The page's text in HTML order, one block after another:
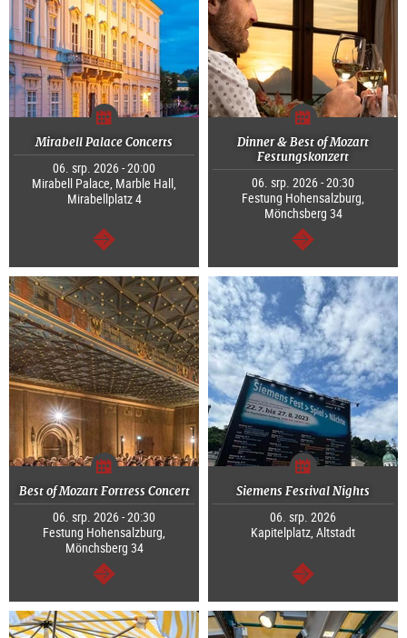
Mirabell Palace Concerts
06. srp. 2026 - 20:00
Mirabell Palace, Marble Hall,
Mirabellplatz 4
continue
Dinner & Best of Mozart
Festungskonzert
06. srp. 2026 - 20:30
Festung Hohensalzburg,
Mönchsberg 34
continue
Best of Mozart Fortress Concert
06. srp. 2026 - 20:30
Festung Hohensalzburg,
Mönchsberg 34
continue
Siemens Festival Nights
06. srp. 2026
Kapitelplatz, Altstadt
continue